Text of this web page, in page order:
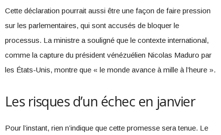
Cette déclaration pourrait aussi être une façon de faire pression
sur les parlementaires, qui sont accusés de bloquer le
processus. La ministre a souligné que le contexte international,
comme la capture du président vénézuélien Nicolas Maduro par
les États-Unis, montre que « le monde avance à mille à l’heure ».
Les risques d’un échec en janvier
Pour l’instant, rien n’indique que cette promesse sera tenue. Le